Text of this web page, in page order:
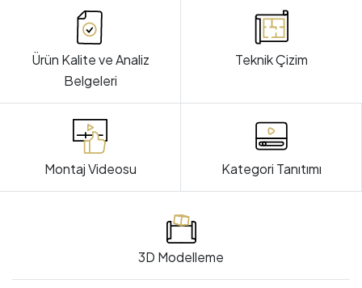
Ürün Kalite ve Analiz
Belgeleri
Teknik Çizim
Montaj Videosu Kategori Tanıtımı
3D Modelleme